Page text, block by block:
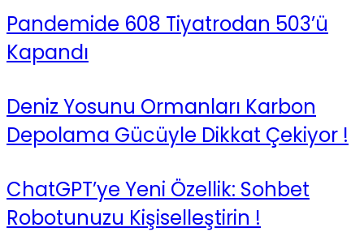
Pandemide 608 Tiyatrodan 503’ü
Kapandı
Deniz Yosunu Ormanları Karbon
Depolama Gücüyle Dikkat Çekiyor !
ChatGPT’ye Yeni Özellik: Sohbet
Robotunuzu Kişiselleştirin !